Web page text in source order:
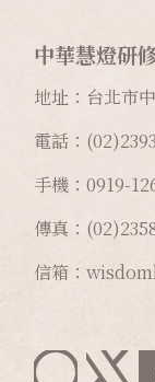
中華慧燈研
地址：台北市
電話：
手機：0919-
傳真：
信箱：